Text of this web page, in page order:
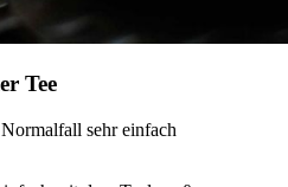
Tee
sehr einfach